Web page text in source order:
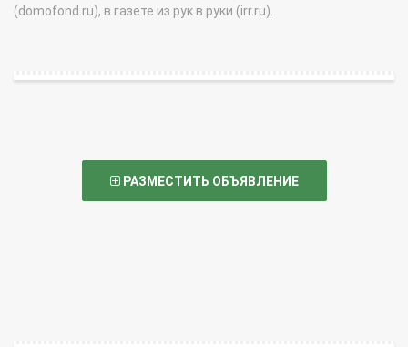
(domofond.ru), в газете из рук в руки (irr.ru).
РАЗМЕСТИТЬ ОБЪЯВЛЕНИЕ